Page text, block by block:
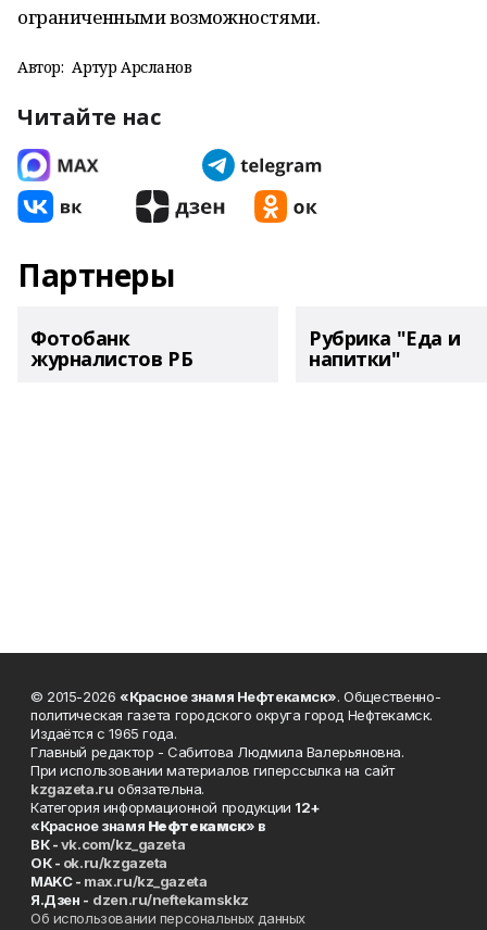
ограниченными возможностями.
Автор: Артур Арсланов
Читайте нас
Партнеры
Фотобанк
журналистов РБ
Рубрика "Еда и
напитки"
© 2015-2026 «Красное знамя Нефтекамск». Общественно-
политическая газета городского округа город Нефтекамск.
Издаётся с 1965 года.
Главный редактор - Сабитова Людмила Валерьяновна.
При использовании материалов гиперссылка на сайт
kzgazeta.ru обязательна.
Категория информационной продукции 12+
«Красное знамя Нефтекамск» в
ВК -vk.com/kz_gazeta
ОК - ok.ru/kzgazeta
MAKC - max.ru/kz_gazeta
Я.Дзен - dzen.ru/neftekamskkz
Об использовании персональных данных